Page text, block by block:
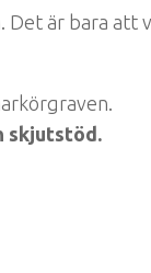
Det är bara att
skjutstöd.